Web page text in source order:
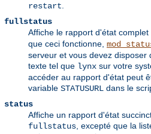
restart.
fullstatus
Affiche le rapport d'état
que ceci fonctionne,
serveur et vous devez disposer
texte tel que lynx sur votre
accéder au rapport d'état peut
variable STATUSURL dans le
status
Affiche un rapport d'état
fullstatus, excepté que la